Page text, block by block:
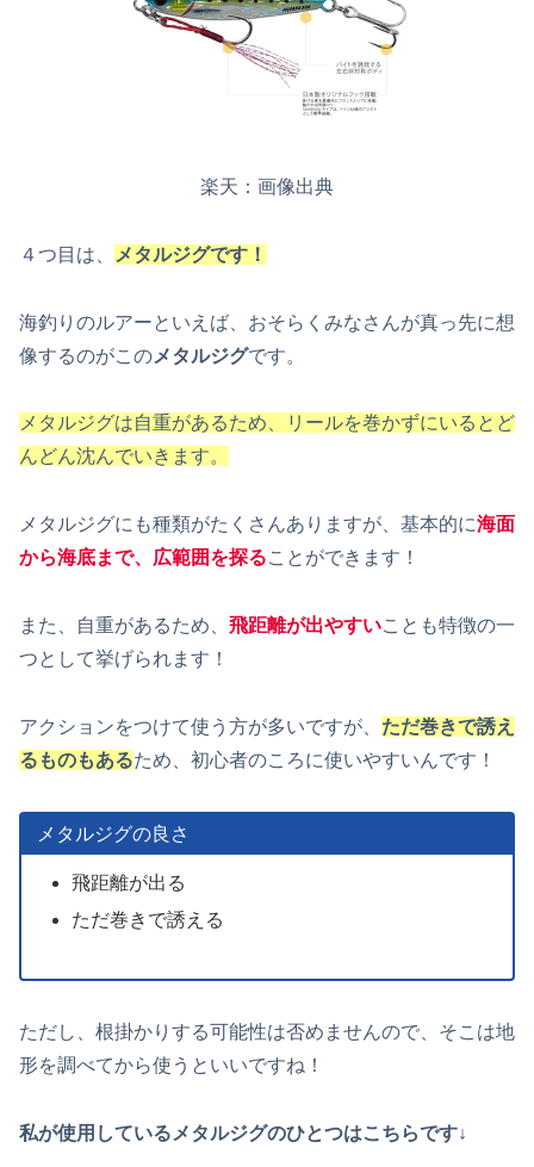
楽天：画像出典
４つ目は、 メタルジグです！
海釣りのルアーといえば、おそらくみなさんが真っ先に想
像するのがこのメタルジグです。
メタルジグは自重があるため、リールを巻かずにいるとど
んどん沈んでいきます。
メタルジグにも種類がたくさんありますが、基本的に海面
から海底まで、広範囲を探ることができます！
また、自重があるため、 飛距離が出やすいことも特徴の一
つとして挙げられます！
アクションをつけて使う方が多いですが、 ただ巻きで誘え
るものもあるため、初心者のころに使いやすいんです！
メタルジグの良さ
飛距離が出る
ただ巻きで誘える
ただし、根掛かりする可能性は否めませんので、そこは地
形を調べてから使うといいですね！
私が使用しているメタルジグのひとつはこちらです↓